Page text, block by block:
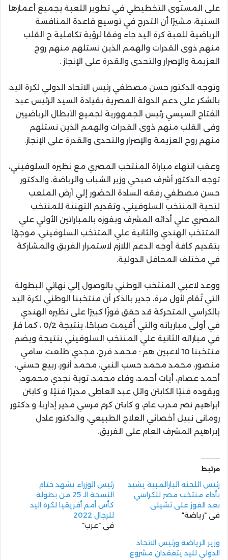
على المستوى التخطيطي في تطوير اللعبة بجميع أعمارها
السنية، مشيرًا أن التدرج في توسيع قاعدة المنافسة
الرياضية للعبة كرة اليد جاء وفقا لرؤية تكاملية ح القلب
منهم ذوى القدرات والهمم الذين نستلهم منهم روح
العزيمة والإصرار والتحدى والقدرة على الإنجاز .
وتوجه الدكتور حسن مصطفي رئيس الاتحاد الدولي لكرة اليد،
بالشكر على دعم الدولة المصرية بقيادة السيد الرئيس عبد
الفتاح السيسي رئيس الجمهورية لجميع الأبطال الرياضيين
وفى القلب منهم ذوى القدرات والهمم الذين نستلهم
منهم روح العزيمة والإصرار والتحدى والقدرة على الإنجاز.
وعقب انتهاء مباراة المنتخب المصري مع نظيره السلوفيني،
توجه الدكتور أشرف صبحي وزير الشباب والرياضة، والدكتور
حسن مصطفي رفقه السادة الحضور إلي أرض الملعب
لتحية المنتخب السلوفيني، وتقديم التهنئة للمنتخب
المصري علي أدائه المشرف وبفوزه بالمباراتين الأولي علي
المتتخب الهندي والثانية علي المتتخب السلوفيني، موجهًا
بتقديم كافة أوجه الدعم اللازم لاستمرار الفريق والمشاركة
في مختلف المحافل الدولية.
ووعد لاعبي المنتخب الوطني بالوصول إلي نهائي البطولة
التي تُقام لأول مرة، جدير بالذكر أن منتخبنا الوطني لكرة اليد
بالكراسي المتحركة قد حقق فوزًا كبيرًا على نظيره الهندي
في أولى مبارياته والتي أُقيمت صباحًا، بنتيجة 0/2 ، كما فاز
في مباراته الثانية علي المنتخب السلوفيني بنتيجة ويضم
منتخبنا 10 لاعبين هم : محمد فرج، مجدي طلعت، سامي
منصور، محمد محمد حسب النبي، محمد أنور، ربيع حسني،
أحمد عصام، أيات أحمد، وفاء محمد، توبة نجدي محمود،
ويقوده فنيًا الكابتن وائل عبد العاطى مديرًا فنيًا، و كابتن
ابراهيم نصر مدرب عام، و كابتن كرم مرسي مدير إداريا، و دكتور
رومانى نبيل أخصائي العلاج الطبيعي، والدكتور عادل
إبراهيم المشرف العام على الفريق.
مرتبط
رئيس اللجنة البارالمبية يشيد
بأداء منتخب مصر للكراسي
بعد الفوز على تشيلي
في "رياضة"
رئيس الوزراء يشهد ختام
النسخة الـ 25 من بطولة
كأس أمم أفريقيا لكرة اليد
للرجال 2022
في "عرب"
وزير الرياضة ورئيس الاتحاد
الدولي لليد يتفقدان مشروع